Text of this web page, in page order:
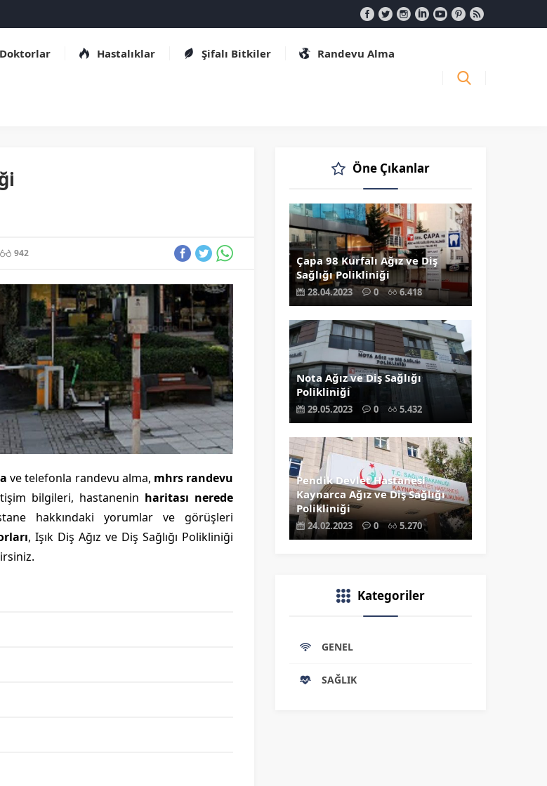
Doktorlar Hastalıklar Şifalı Bitkiler Randevu Alma
942
ve telefonla randevu alma, mhrs randevu
bilgileri, hastanenin haritası nerede
hakkındaki yorumlar ve görüşleri
, Işık Diş Ağız ve Diş Sağlığı Polikliniği
Öne Çıkanlar
Çapa 98 Kurfalı Ağız ve Diş
Sağlığı Polikliniği
28.04.2023 0 6.418
Nota Ağız ve Diş Sağlığı
Polikliniği
29.05.2023 0 5.432
Pendik Devlet Hastanesi
Kaynarca Ağız ve Diş Sağlığı
Polikliniği
24.02.2023 0 5.270
Kategoriler
GENEL
SAĞLIK